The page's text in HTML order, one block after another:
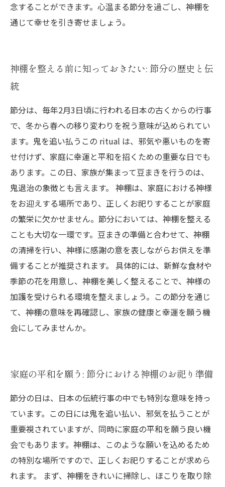
念することができます。心温まる節分を過ごし、神棚を
通じて幸せを引き寄せましょう。
神棚を整える前に知っておきたい: 節分の歴史と伝
統
節分は、毎年2月3日頃に行われる日本の古くからの行事
で、冬から春への移り変わりを祝う意味が込められてい
ます。鬼を追い払うこの ritual は、邪気や悪いものを寄
せ付けず、家庭に幸運と平和を招くための重要な日でも
あります。この日、家族が集まって豆まきを行うのは、
鬼退治の象徴とも言えます。 神棚は、家庭における神様
をお迎えする場所であり、正しくお祀りすることが家庭
の繁栄に欠かせません。節分においては、神棚を整える
ことも大切な一環です。豆まきの準備と合わせて、神棚
の清掃を行い、神様に感謝の意を表しながらお供えを準
備することが推奨されます。 具体的には、新鮮な食材や
季節の花を用意し、神棚を美しく整えることで、神様の
加護を受けられる環境を整えましょう。この節分を通じ
て、神棚の意味を再確認し、家族の健康と幸運を願う機
会にしてみませんか。
家庭の平和を願う: 節分における神棚のお祀り準備
節分の日は、日本の伝統行事の中でも特別な意味を持っ
ています。この日には鬼を追い払い、邪気を払うことが
重要視されていますが、同時に家庭の平和を願う良い機
会でもあります。神棚は、このような願いを込めるため
の特別な場所ですので、正しくお祀りすることが求めら
れます。 まず、神棚をきれいに掃除し、ほこりを取り除